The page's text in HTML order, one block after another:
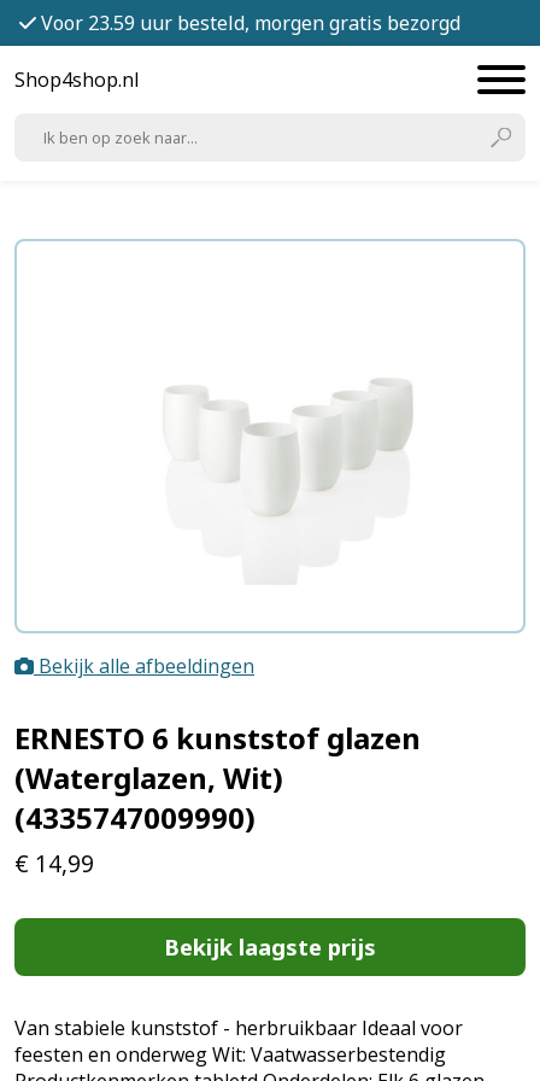
Voor 23.59 uur besteld, morgen gratis bezorgd
Shop4shop.nl
Bekijk alle afbeeldingen
ERNESTO 6 kunststof glazen
(Waterglazen, Wit)
(4335747009990)
€ 14,99
Bekijk laagste prijs
Van stabiele kunststof - herbruikbaar Ideaal voor
feesten en onderweg Wit: Vaatwasserbestendig